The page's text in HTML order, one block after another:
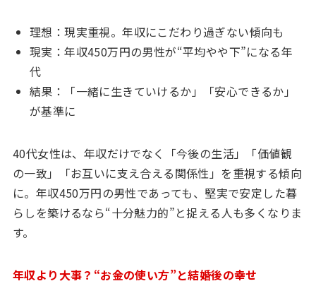
理想：現実重視。年収にこだわり過ぎない傾向も
現実：年収450万円の男性が“平均やや下”になる年
代
結果：「一緒に生きていけるか」「安心できるか」
が基準に
40代女性は、年収だけでなく「今後の生活」「価値観
の一致」「お互いに支え合える関係性」を重視する傾向
に。年収450万円の男性であっても、堅実で安定した暮
らしを築けるなら“十分魅力的”と捉える人も多くなりま
す。
年収より大事？“お金の使い方”と結婚後の幸せ